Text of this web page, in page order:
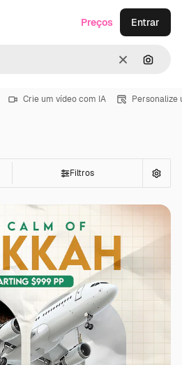
Limpar
Preços Entrar
Crie um vídeo com IA Personalize
Filtros